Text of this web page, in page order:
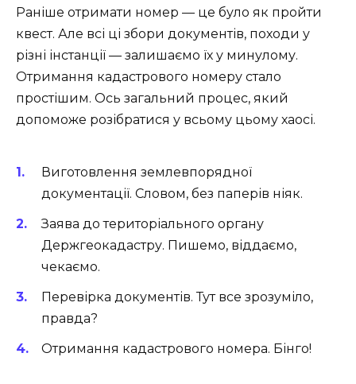
Раніше отримати номер — це було як пройти
квест. Але всі ці збори документів, походи у
різні інстанції — залишаємо їх у минулому.
Отримання кадастрового номеру стало
простішим. Ось загальний процес, який
допоможе розібратися у всьому цьому хаосі.
Виготовлення землевпорядної
документації. Словом, без паперів ніяк.
Заява до територіального органу
Держгеокадастру. Пишемо, віддаємо,
чекаємо.
Перевірка документів. Тут все зрозуміло,
правда?
Отримання кадастрового номера. Бінго!